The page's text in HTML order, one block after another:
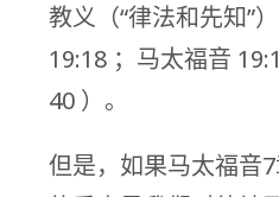
教义（“律法和先知”
19:18 ；马太福音
40 ）。
但是，如果马太福音